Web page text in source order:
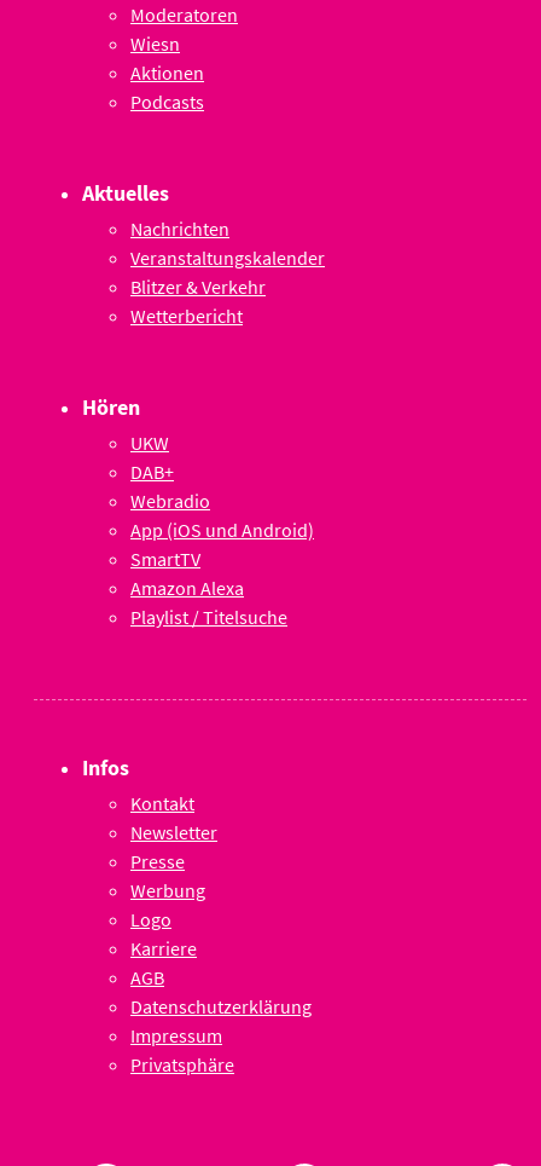
Moderatoren
Wiesn
Aktionen
Podcasts
Aktuelles
Nachrichten
Veranstaltungskalender
Blitzer & Verkehr
Wetterbericht
Hören
UKW
DAB+
Webradio
App (iOS und Android)
SmartTV
Amazon Alexa
Playlist / Titelsuche
Infos
Kontakt
Newsletter
Presse
Werbung
Logo
Karriere
AGB
Datenschutzerklärung
Impressum
Privatsphäre